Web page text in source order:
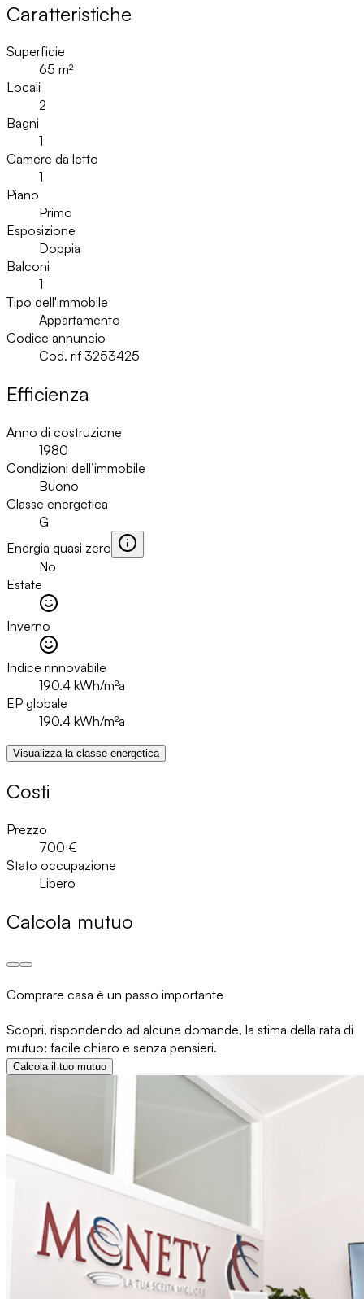
Caratteristiche
Superficie
65 m²
Locali
2
Bagni
1
Camere da letto
1
Piano
Primo
Esposizione
Doppia
Balconi
1
Tipo dell'immobile
Appartamento
Codice annuncio
Cod. rif 3253425
Efficienza
Anno di costruzione
1980
Condizioni dell’immobile
Buono
Classe energetica
G
Energia quasi zero
No
Estate
Inverno
Indice rinnovabile
190.4 kWh/m²a
EP globale
190.4 kWh/m²a
Visualizza la classe energetica
Costi
Prezzo
700 €
Stato occupazione
Libero
Calcola mutuo
Comprare casa è un passo importante
Scopri, rispondendo ad alcune domande, la stima della rata di
mutuo: facile chiaro e senza pensieri.
Calcola il tuo mutuo